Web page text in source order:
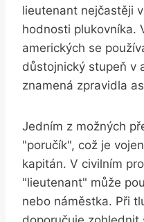
lieutenant nejčastěji
hodnosti plukovníka.
amerických se
důstojnický stupeň v
znamená zpravidla
Jedním z možných
"poručík", což je
kapitán. V civilním
"lieutenant" může
nebo náměstka. Při